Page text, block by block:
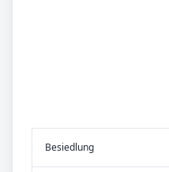
Be­sied­lung